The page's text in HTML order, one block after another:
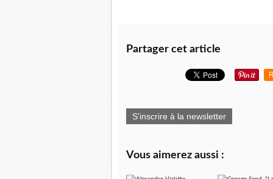
Partager cet article
S'inscrire à la newsletter
Vous aimerez aussi :